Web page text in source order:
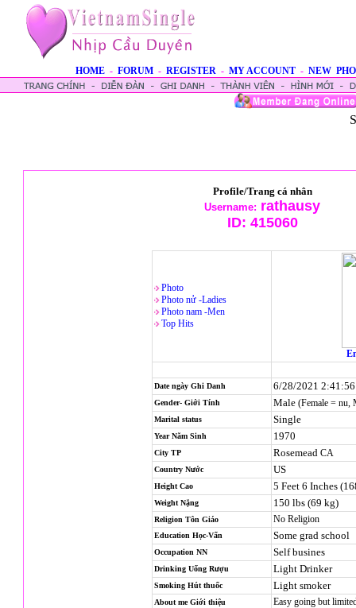
HOME - FORUM - REGISTER - MY ACCOUNT - NEW
Profile/Trang cá nhân
Username: rathausy
ID: 415060
Photo
Photo nử -Ladies
Photo nam -Men
Top Hits
Date ngày Ghi Danh 6/28/2021
Gender- Giới Tính Male (Female = nu,
Marital status Single
Year Năm Sinh 1970
City TP Rosemead CA
Country Nước US
Height Cao 5 Feet 6 Inches
Weight Nặng 150 lbs (69 kg)
Religion Tôn Giáo No Religion
Education Học-Vấn Some grad school
Occupation NN Self busines
Drinking Uống Rượu Light Drinker
Smoking Hút thuốc Light smoker
About me Giới thiệu Easy going but